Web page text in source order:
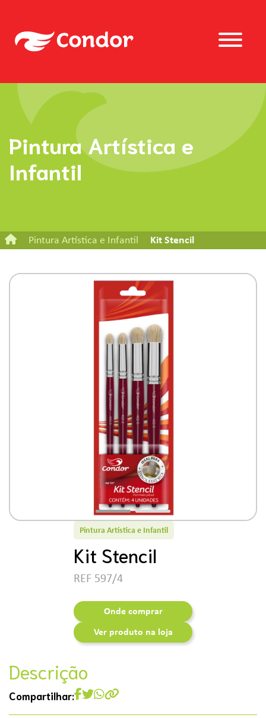
Pintura Artística e
Infantil
Pintura Artística e Infantil Kit Stencil
Pintura Artística e Infantil
Kit Stencil
REF 597/4
Onde comprar
Ver produto na loja
Descrição
Compartilhar: